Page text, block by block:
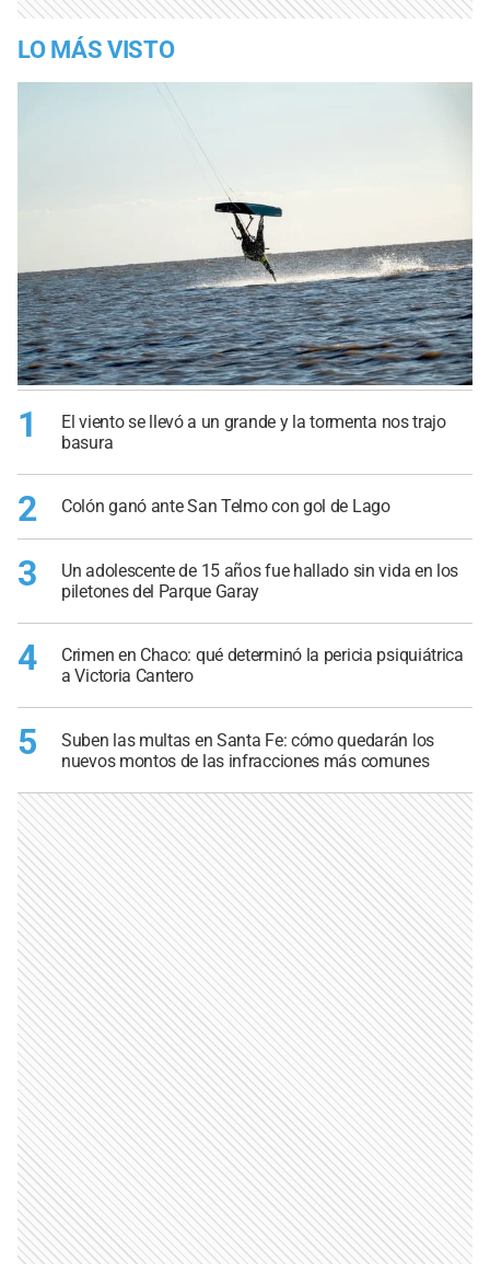
LO MÁS VISTO
1
El viento se llevó a un grande y la tormenta nos trajo
basura
2 Colón ganó ante San Telmo con gol de Lago
3
Un adolescente de 15 años fue hallado sin vida en los
piletones del Parque Garay
4
Crimen en Chaco: qué determinó la pericia psiquiátrica
a Victoria Cantero
5
Suben las multas en Santa Fe: cómo quedarán los
nuevos montos de las infracciones más comunes